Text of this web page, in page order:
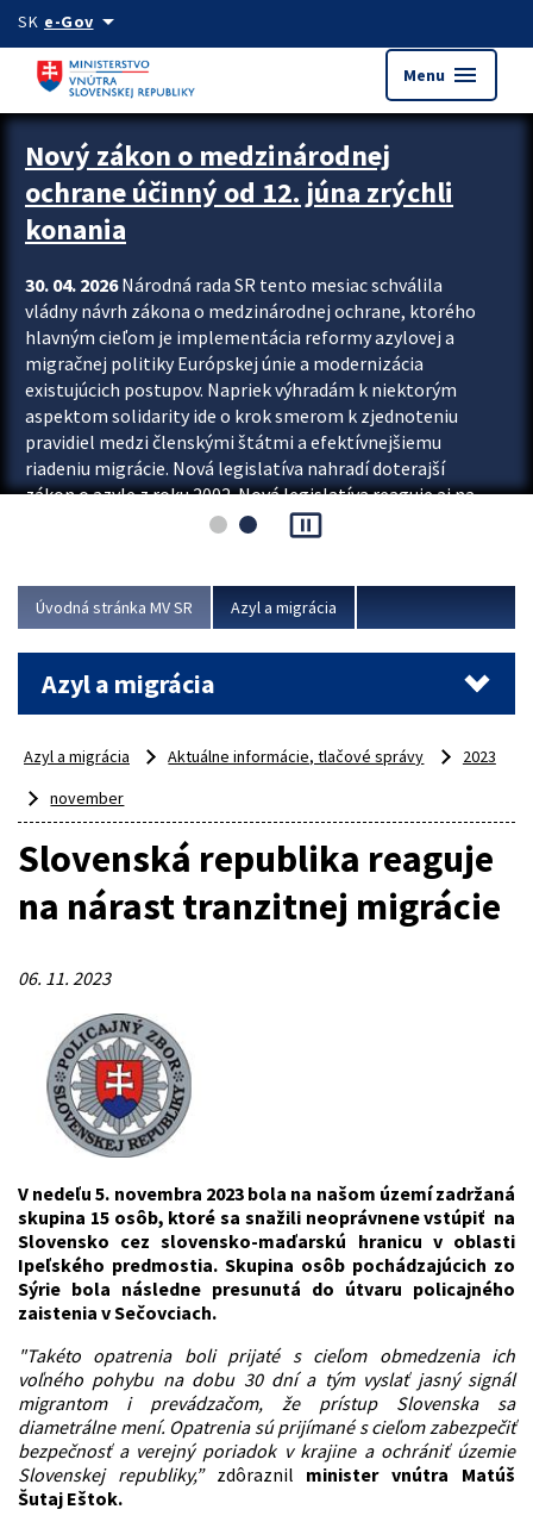
Preskocit na hlavný obsah
SK e-Govarrow_drop_down
Menu menu
Zastavit automatický posun upútavok
Nový zákon o medzinárodnej
ochrane účinný od 12. júna zrýchli
konania
30. 04. 2026Národná rada SR tento mesiac schválila
vládny návrh zákona o medzinárodnej ochrane, ktorého
hlavným cieľom je implementácia reformy azylovej a
migračnej politiky Európskej únie a modernizácia
existujúcich postupov. Napriek výhradám k niektorým
aspektom solidarity ide o krok smerom k zjednoteniu
pravidiel medzi členskými štátmi a efektívnejšiemu
riadeniu migrácie. Nová legislatíva nahradí doterajší
zákon o azyle z roku 2002. Nová legislatíva reaguje aj na
vývoj posledného desaťročia, počas...
pause_presentation
Úvodná stránka MV SR Azyl a migrácia
Azyl a migrácia
Azyl a migrácia Aktuálne informácie, tlačové správy
2023
november
Slovenská republika reaguje
na nárast tranzitnej migrácie
06. 11. 2023
V nedeľu 5. novembra 2023 bola na našom území zadržaná
skupina 15 osôb, ktoré sa snažili neoprávnene vstúpiť na
Slovensko cez slovensko-maďarskú hranicu v oblasti
Ipeľského predmostia. Skupina osôb pochádzajúcich zo
Sýrie bola následne presunutá do útvaru policajného
zaistenia v Sečovciach.
"Takéto opatrenia boli prijaté s cieľom obmedzenia ich
voľného pohybu na dobu 30 dní a tým vyslať jasný signál
migrantom i prevádzačom, že prístup Slovenska sa
diametrálne mení. Opatrenia sú prijímané s cieľom zabezpečiť
bezpečnosť a verejný poriadok v krajine a ochrániť územie
Slovenskej republiky,”zdôraznil minister vnútra Matúš
Šutaj Eštok.